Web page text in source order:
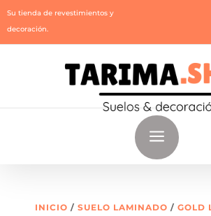
Su tienda de revestimientos y
decoración.
a
INICIO / SUELO LAMINADO / GOLD